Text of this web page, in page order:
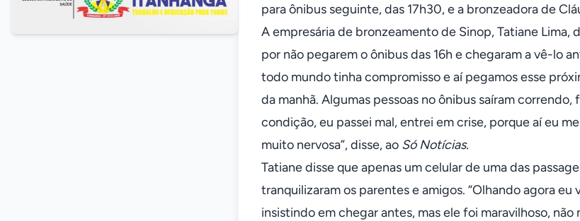
para ônibus seguinte, das 17h30, e a bronzeadora de
A empresária de bronzeamento de Sinop, Tatiane Lima,
por não pegarem o ônibus das 16h e chegaram a vê-lo
todo mundo tinha compromisso e aí pegamos esse
da manhã. Algumas pessoas no ônibus saíram
condição, eu passei mal, entrei em crise, porque aí eu
muito nervosa”, disse, ao Só Notícias.
Tatiane disse que apenas um celular de uma das
tranquilizaram os parentes e amigos. “Olhando agora
insistindo em chegar antes, mas ele foi maravilhoso,